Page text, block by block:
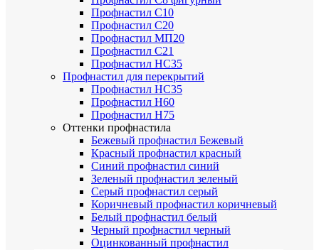
Профнастил С10
Профнастил С20
Профнастил МП20
Профнастил С21
Профнастил НС35
Профнастил для перекрытий
Профнастил НС35
Профнастил Н60
Профнастил Н75
Оттенки профнастила
Бежевый профнастил Бежевый
Красный профнастил красный
Синий профнастил синий
Зеленый профнастил зеленый
Серый профнастил серый
Коричневый профнастил коричневый
Белый профнастил белый
Черный профнастил черный
Оцинкованный профнастил